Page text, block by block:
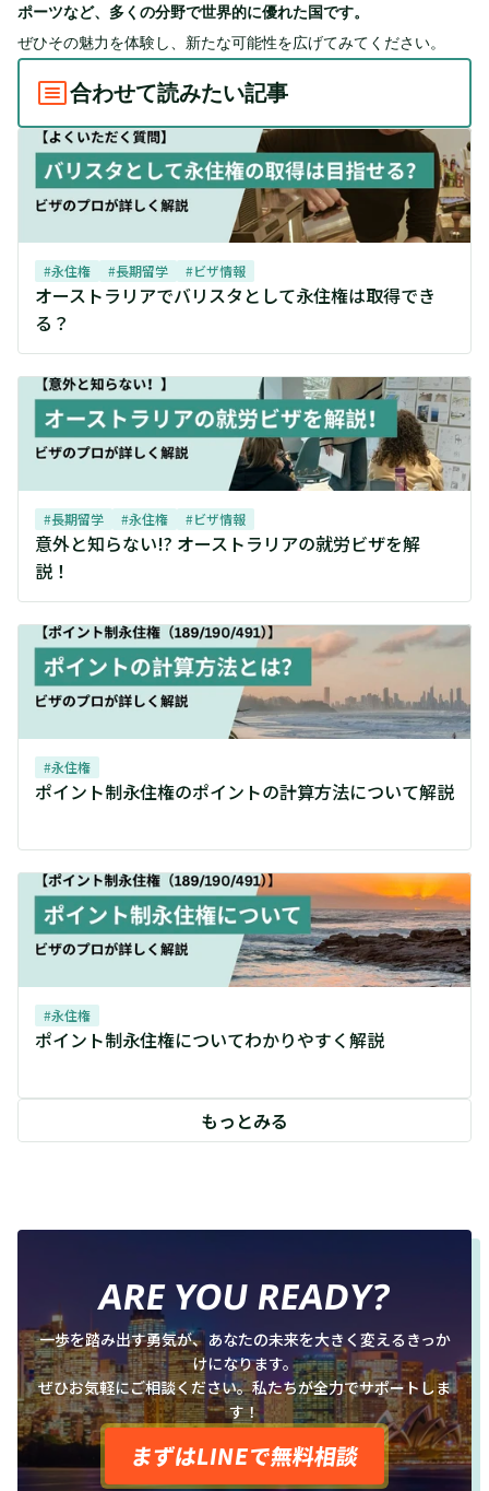
ポーツなど、多くの分野で世界的に優れた国です。
ぜひその魅力を体験し、新たな可能性を広げてみてください。
合わせて読みたい記事
#永住権 #長期留学 #ビザ情報
オーストラリアでバリスタとして永住権は取得でき
る？
#長期留学 #永住権 #ビザ情報
意外と知らない!? オーストラリアの就労ビザを解
説！
#永住権
ポイント制永住権のポイントの計算方法について解説
#永住権
ポイント制永住権についてわかりやすく解説
もっとみる
ARE YOU READY?
一歩を踏み出す勇気が、あなたの未来を大きく変えるきっか
けになります。
ぜひお気軽にご相談ください。私たちが全力でサポートしま
す！
まずはLINEで無料相談